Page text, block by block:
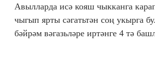
Авылларда исә кояш чыкканга
чыгып ярты сәгатьтән соң укырга
бәйрәм вәгазьләре иртәнге 4 тә